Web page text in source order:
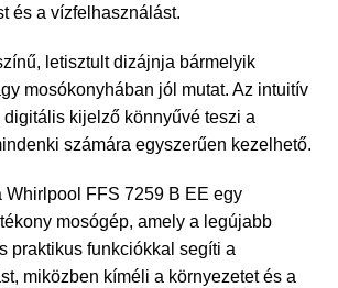
és a vízfelhasználást.
letisztult dizájnja bármelyik
mosókonyhában jól mutat. Az intuitív
kijelző könnyűvé teszi a
számára egyszerűen kezelhető.
Whirlpool FFS 7259 B EE egy
mosógép, amely a legújabb
praktikus funkciókkal segíti a
miközben kíméli a környezetet és a